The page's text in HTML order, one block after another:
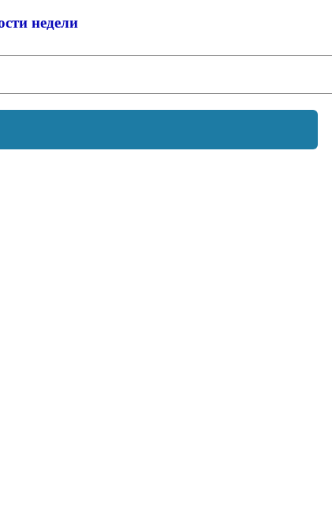
недели